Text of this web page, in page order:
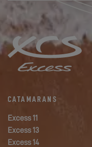
CATAMARANS
Excess 11
Excess 13
Excess 14